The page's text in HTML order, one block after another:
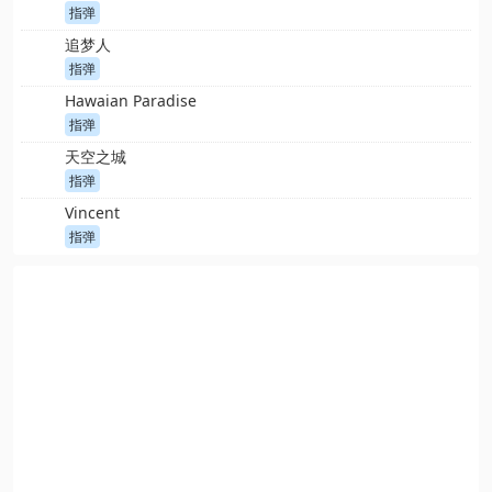
指弹
追梦人
指弹
Hawaian Paradise
指弹
天空之城
指弹
Vincent
指弹